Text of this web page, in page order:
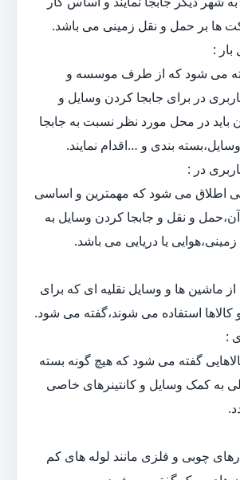
ها بر حمل و نقل زمینی می باشد.
:
می شود که از طرف موسسه و
در برای جابجا کردن وسایل و
باید در محل مورد نظر نسبت به جابجا
بندی و …اقدام نمایند.
در :
اطلاق می شود که مهمترین و اساسی
و نقل و جابجا کردن وسایل به
یا دریایی می باشد.
ماشین ها و وسایل نقلیه ای که برای
استفاده می شوند،گفته می شود.
:
گفته می شود که هیچ گونه بسته
به کمک وسایل و کانتینرهای خاصی
چوبی و فلزی مانند لوله های کم